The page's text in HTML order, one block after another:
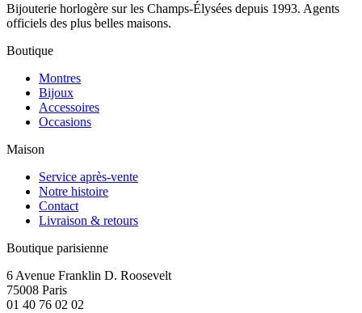
Bijouterie horlogère sur les Champs-Élysées depuis 1993. Agents
officiels des plus belles maisons.
Boutique
Montres
Bijoux
Accessoires
Occasions
Maison
Service après-vente
Notre histoire
Contact
Livraison & retours
Boutique parisienne
6 Avenue Franklin D. Roosevelt
75008 Paris
01 40 76 02 02